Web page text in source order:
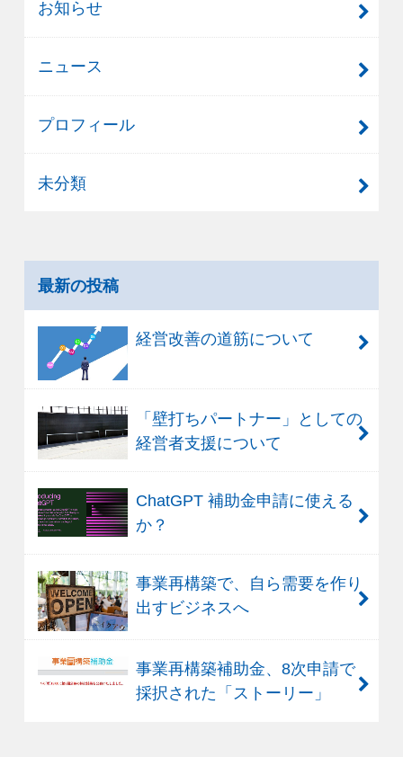
お知らせ
ニュース
プロフィール
未分類
最新の投稿
経営改善の道筋について
「壁打ちパートナー」としての
経営者支援について
ChatGPT 補助金申請に使える
か？
事業再構築で、自ら需要を作り
出すビジネスへ
事業再構築補助金、8次申請で
採択された「ストーリー」